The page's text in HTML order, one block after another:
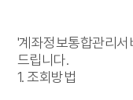
'계좌정보통합관리서
드립니다.
1. 조회방법